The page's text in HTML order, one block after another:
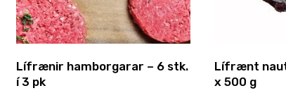
Lífrænir hamborgarar – 6 stk.
í 3 pk
Lífrænt
x 500 g